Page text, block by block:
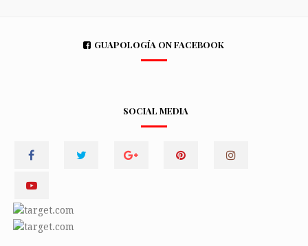
GUAPOLOGÍA ON FACEBOOK
SOCIAL MEDIA